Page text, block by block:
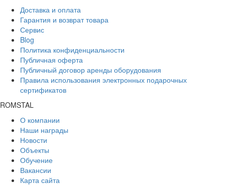
Доставка и оплата
Гарантия и возврат товара
Сервис
Blog
Политика конфиденциальности
Публичная оферта
Публичный договор аренды оборудования
Правила использования электронных подарочных
сертификатов
ROMSTAL
О компании
Наши награды
Новости
Объекты
Обучение
Вакансии
Карта сайта